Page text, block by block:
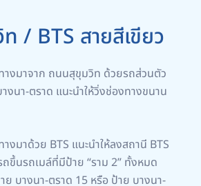
/ BTS สายสีเขียว
างมาจาก ถนนสุขุมวิท ด้วยรถส่วนตัว
งนา-ตราด แนะนำให้วิ่งช่องทางขนาน
งมาด้วย BTS แนะนำให้ลงสถานี BTS
ขึ้นรถเมล์ที่มีป้าย “ราม 2” ทั้งหมด
ย บางนา-ตราด 15 หรือ ป้าย บางนา-